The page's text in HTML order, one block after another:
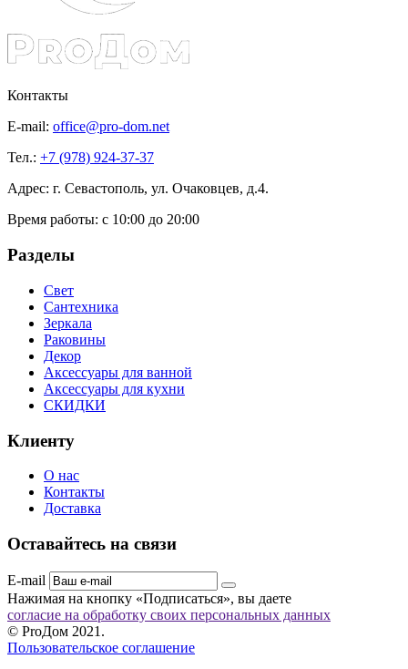
Контакты
E-mail: office@pro-dom.net
Тел.: +7 (978) 924-37-37
Адрес: г. Севастополь, ул. Очаковцев, д.4.
Время работы: с 10:00 до 20:00
Разделы
Свет
Сантехника
Зеркала
Раковины
Декор
Аксессуары для ванной
Аксессуары для кухни
СКИДКИ
Клиенту
О нас
Контакты
Доставка
Оставайтесь на связи
E-mail
Нажимая на кнопку «Подписаться», вы даете
согласие на обработку своих персональных данных
© ProДом 2021.
Пользовательское соглашение